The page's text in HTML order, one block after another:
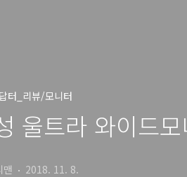
터_리뷰/모니터
울트라 와이드
2018. 11. 8.